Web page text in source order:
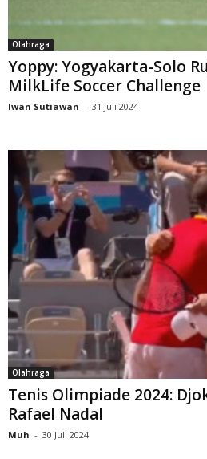
Olahraga
Yoppy: Yogyakarta-Solo
MilkLife Soccer Challenge
Iwan Sutiawan - 31 Juli 2024
Olahraga
Tenis Olimpiade 2024:
Rafael Nadal
Muh - 30 Juli 2024